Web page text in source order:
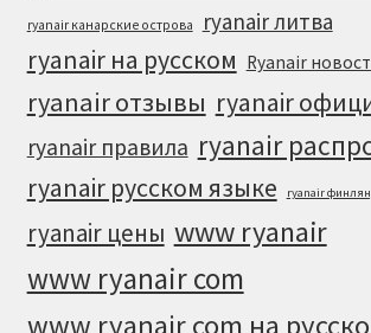
ryanair канарские острова ryanair литва
ryanair на русском Ryanair
ryanair отзывы ryanair
ryanair правила ryanair
ryanair русском языке ryanair
ryanair цены www ryanair
www ryanair com
www ryanair com на